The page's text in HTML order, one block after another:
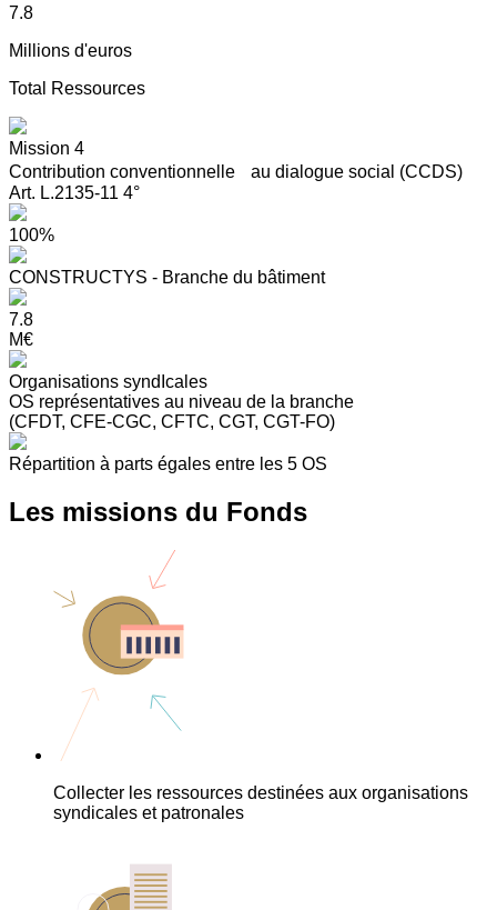
7.8
Millions d'euros
Total Ressources
Mission 4
Contribution conventionnelle au dialogue social (CCDS)
Art. L.2135-11 4°
100%
CONSTRUCTYS - Branche du bâtiment
7.8
M€
Organisations syndIcales
OS représentatives au niveau de la branche
(CFDT, CFE-CGC, CFTC, CGT, CGT-FO)
Répartition à parts égales entre les 5 OS
Les missions du Fonds
Collecter les ressources destinées aux organisations
syndicales et patronales